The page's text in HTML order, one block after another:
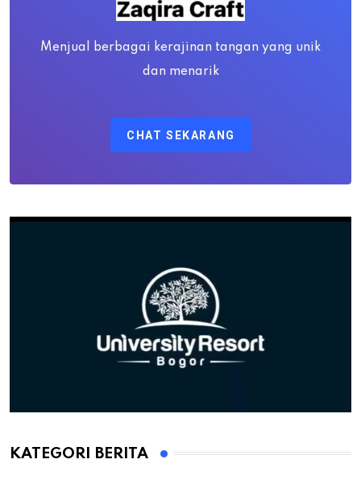
Menjual berbagai kerajinan tangan yang unik
dan menarik
CHAT SEKARANG
KATEGORI BERITA